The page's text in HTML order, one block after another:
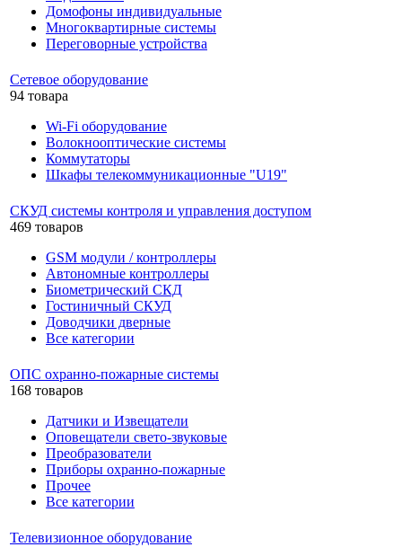
Домофоны индивидуальные
Многоквартирные системы
Переговорные устройства
Сетевое оборудование
94 товара
Wi-Fi оборудование
Волокнооптические системы
Коммутаторы
Шкафы телекоммуникационные "U19"
СКУД системы контроля и управления доступом
469 товаров
GSM модули / контроллеры
Автономные контроллеры
Биометрический СКД
Гостиничный СКУД
Доводчики дверные
Все категории
ОПС охранно-пожарные системы
168 товаров
Датчики и Извещатели
Оповещатели свето-звуковые
Преобразователи
Приборы охранно-пожарные
Прочее
Все категории
Телевизионное оборудование